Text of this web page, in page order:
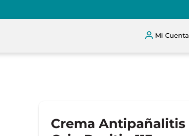
Mi Cuenta
Crema Antipañalitis